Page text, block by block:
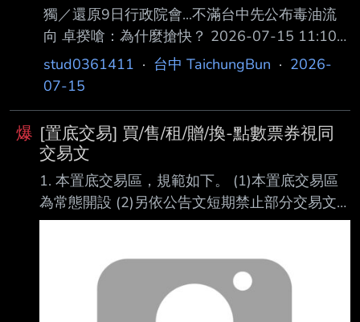
獨／還原9日行政院會...不滿台中先公布毒油流
向 卓揆嗆：為什麼搶快？ 2026-07-15 11:10
聯合報 記者周佑政/台北即時報導 致癌油事件延
燒，本月9日行政院會討論問題油品相關議題，
共商解決機制的會議，反而上演行政院長卓榮泰
與政院高層嗆藍營執政 縣市的戲碼。卓榮泰不
滿台中市率先公布問題油品流向，當面質疑台中
副市長黃國榮「為 什麼要公告？為什麼要搶
快？」卓揆還表示，「中央地方是合作，不是競
stud0361411 · 台中 TaichungBun · 2026-
07-15
爆 [置底交易] 買/售/租/贈/換-點數票券視同
交易文
1. 本置底交易區，規範如下。 (1)本置底交易區
為常態開設 (2)另依公告文短期禁止部分交易文
於看板發表 只得於本文推文發表 (3)本篇推文不
等事宜。 高價票劵建議留下完整交易資訊，避免
糾紛。 (4)避免交易糾紛，置底交易文不再清空
推文，不定期重新發布新文章。 站方禁止物品